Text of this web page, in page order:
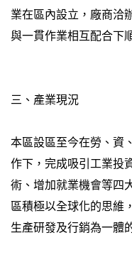
業在區內設立，廠商洽
與一貫作業相互配合下
三、產業現況
本區設區至今在勞、資
作下，完成吸引工業投
術、增加就業機會等四
區積極以全球化的思維
生產研發及行銷為一體